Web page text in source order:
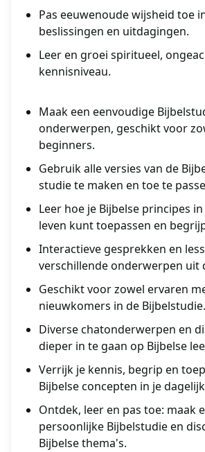
Pas eeuwenoude wijsheid toe
beslissingen en uitdagingen.
Leer en groei spiritueel,
kennisniveau.
Maak een eenvoudige
onderwerpen, geschikt voor
beginners.
Gebruik alle versies van de
studie te maken en toe te
Leer hoe je Bijbelse principes
leven kunt toepassen en
Interactieve gesprekken en
verschillende onderwerpen uit
Geschikt voor zowel ervaren
nieuwkomers in de Bijbelstudie.
Diverse chatonderwerpen en
dieper in te gaan op Bijbelse
Verrijk je kennis, begrip en
Bijbelse concepten in je
Ontdek, leer en pas toe: maak
persoonlijke Bijbelstudie en
Bijbelse thema's.